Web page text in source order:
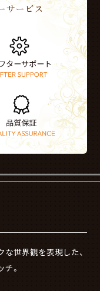
サービス
世界観を表現した、
。